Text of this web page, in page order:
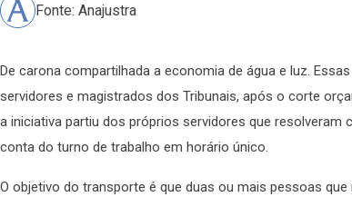
Fonte: Anajustra
De carona compartilhada a economia de água e luz.
servidores e magistrados dos Tribunais, após o corte
a iniciativa partiu dos próprios servidores que
conta do turno de trabalho em horário único.
O objetivo do transporte é que duas ou mais pessoas